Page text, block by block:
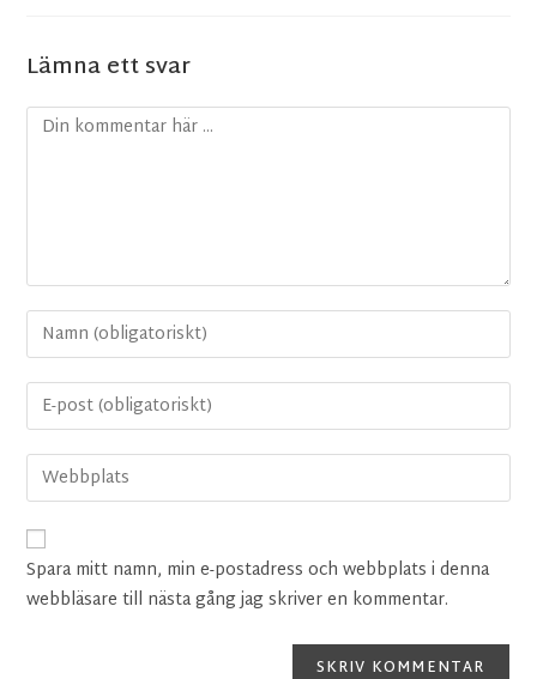
Lämna ett svar
Spara mitt namn, min e-postadress och webbplats i denna
webbläsare till nästa gång jag skriver en kommentar.